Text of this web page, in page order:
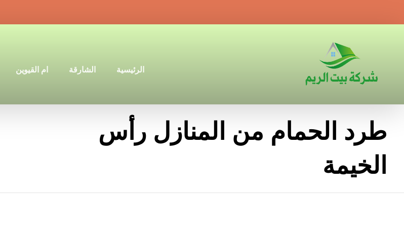
الرئيسية الشارقة ام القيوين
طرد الحمام من المنازل رأس
الخيمة